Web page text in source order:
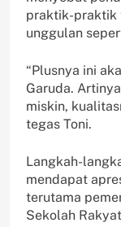
praktik-praktik
unggulan
“Plusnya ini
Garuda.
miskin,
tegas Toni.
Langkah-
mendapat
terutama
Sekolah